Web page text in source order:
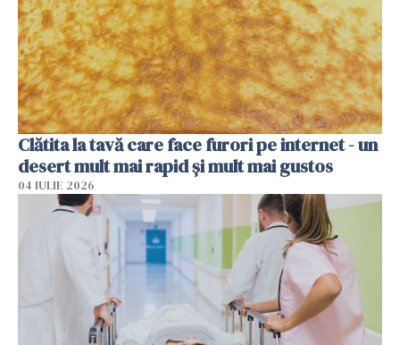
Clătita la tavă care face furori pe internet - un
desert mult mai rapid și mult mai gustos
04 IULIE 2026